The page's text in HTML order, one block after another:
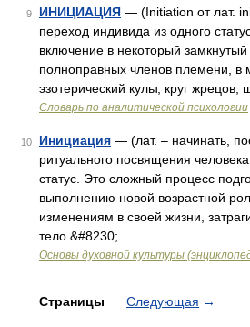
9 ИНИЦИАЦИЯ — (Initiation от лат.
переход индивида из одного
включение в некоторый замкнутый
полноправных членов племени, в
эзотерический культ, круг жрецов,
Словарь по аналитической психологии
10 Инициация — (лат. – начинать,
ритуального посвящения
статус. Это сложный процесс
выполнению новой возрастной
изменениям в своей жизни,
тело.&#8230; …
Основы духовной культуры
Страницы Следующая →